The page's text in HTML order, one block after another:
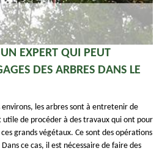
EXPERT QUI PEUT
DES ARBRES DANS LE
environs, les arbres sont à entretenir de
de procéder à des travaux qui ont pour
grands végétaux. Ce sont des opérations
ce cas, il est nécessaire de faire des